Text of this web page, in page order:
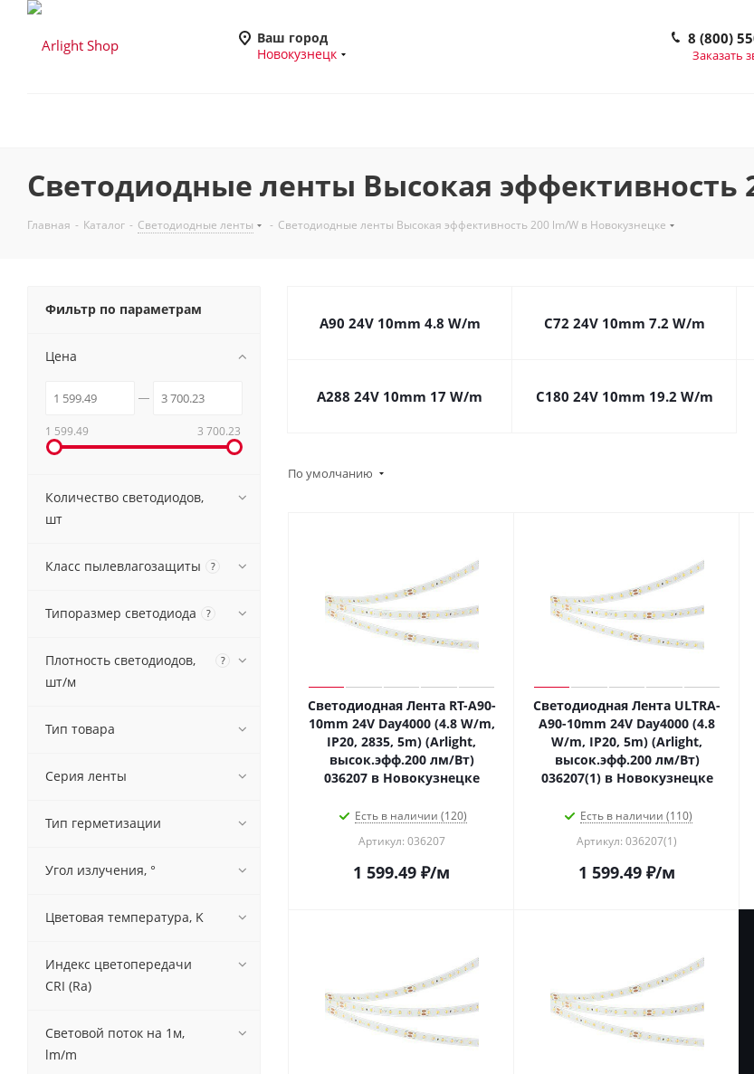
Ваш город
Новокузнецк
8 (800)
Заказать
Светодиодные ленты Высокая эффективность
Главная - Каталог - Светодиодные ленты - Светодиодные ленты Высокая эффективность 200 lm/W в Новокузнецке
A90 24V 10mm 4.8 W/m C72 24V 10mm 7.2 W/m
A288 24V 10mm 17 W/m C180 24V 10mm 19.2 W/m
По умолчанию
Светодиодная Лента RT-A90-
10mm 24V Day4000 (4.8 W/m,
IP20, 2835, 5m) (Arlight,
высок.эфф.200 лм/Вт)
036207 в Новокузнецке
Есть в наличии (120)
Артикул: 036207
1 599.49 ₽/м
Светодиодная Лента ULTRA-
A90-10mm 24V Day4000 (4.8
W/m, IP20, 5m) (Arlight,
высок.эфф.200 лм/Вт)
036207(1) в Новокузнецке
Есть в наличии (110)
Артикул: 036207(1)
1 599.49 ₽/м
Фильтр по параметрам
Цена
1 599.49 3 700.23
Количество светодиодов,
шт
Класс пылевлагозащиты ?
Типоразмер светодиода ?
Плотность светодиодов,
шт/м
?
Тип товара
Серия ленты
Тип герметизации
Угол излучения, °
Цветовая температура, K
Индекс цветопередачи
CRI (Ra)
Световой поток на 1м,
lm/m